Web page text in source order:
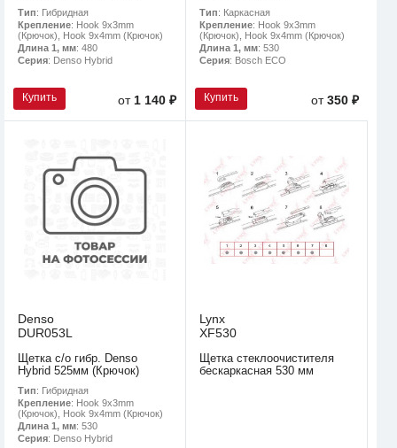
Тип: Гибридная
Крепление: Hook 9x3mm
(Крючок), Hook 9x4mm (Крючок)
Длина 1, мм: 480
Серия: Denso Hybrid
Купить от 1 140 ₽
Тип: Каркасная
Крепление: Hook 9x3mm
(Крючок), Hook 9x4mm (Крючок)
Длина 1, мм: 530
Серия: Bosch ECO
Купить от350 ₽
Denso
DUR053L
Щетка с/о гибр. Denso
Hybrid 525мм (Крючок)
Тип: Гибридная
Крепление: Hook 9x3mm
(Крючок), Hook 9x4mm (Крючок)
Длина 1, мм: 530
Серия: Denso Hybrid
Lynx
XF530
Щетка стеклоочистителя
бескаркасная 530 мм